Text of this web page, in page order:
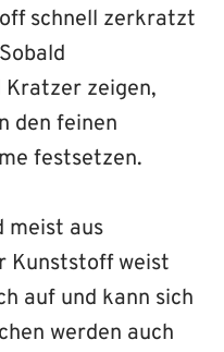
schnell zerkratzt
Kratzer zeigen,
den feinen
festsetzen.
meist aus
Kunststoff weist
auf und kann sich
werden auch